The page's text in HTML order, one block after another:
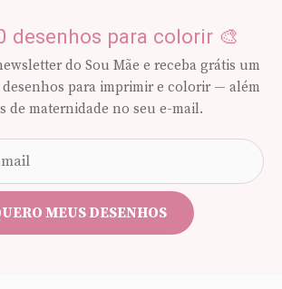
desenhos para colorir 🎨
do Sou Mãe e receba grátis um
desenhos para imprimir e colorir — além
de maternidade no seu e-mail.
e-
mail
MEUS DESENHOS